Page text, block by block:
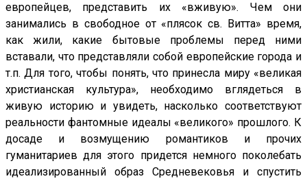
европейцев, представить их «вживую». Чем они
занимались в свободное от «плясок св. Витта» время,
как жили, какие бытовые проблемы перед ними
вставали, что представляли собой европейские города и
т.п. Для того, чтобы понять, что принесла миру «великая
христианская культура», необходимо вглядеться в
живую историю и увидеть, насколько соответствуют
реальности фантомные идеалы «великого» прошлого. К
досаде и возмущению романтиков и прочих
гуманитариев для этого придется немного поколебать
идеализированный образ Средневековья и спустить